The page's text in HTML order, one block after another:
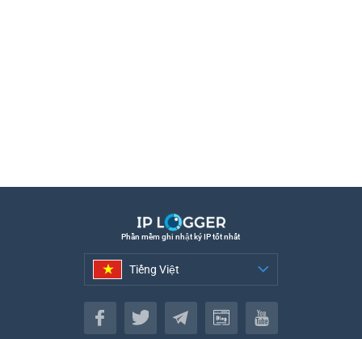
Phần mềm ghi nhật ký IP tốt nhất
Tiếng Việt
Tiếng Việt